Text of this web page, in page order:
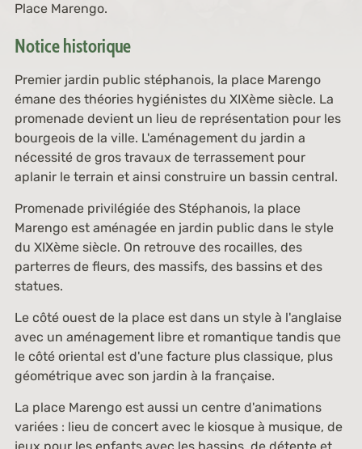
Place Marengo.
Notice historique
Premier jardin public stéphanois, la place Marengo
émane des théories hygiénistes du XIXème siècle. La
promenade devient un lieu de représentation pour les
bourgeois de la ville. L'aménagement du jardin a
nécessité de gros travaux de terrassement pour
aplanir le terrain et ainsi construire un bassin central.
Promenade privilégiée des Stéphanois, la place
Marengo est aménagée en jardin public dans le style
du XIXème siècle. On retrouve des rocailles, des
parterres de fleurs, des massifs, des bassins et des
statues.
Le côté ouest de la place est dans un style à l'anglaise
avec un aménagement libre et romantique tandis que
le côté oriental est d'une facture plus classique, plus
géométrique avec son jardin à la française.
La place Marengo est aussi un centre d'animations
variées : lieu de concert avec le kiosque à musique, de